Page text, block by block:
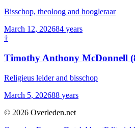
Bisschop, theoloog and hoogleraar
March 12, 202684 years
†
Timothy Anthony McDonnell
Religieus leider and bisschop
March 5, 202688 years
© 2026 Overleden.net